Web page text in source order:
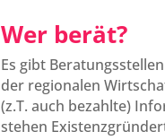
Wer berät?
Es gibt
der regionalen
(z.T. auch bezahlte)
stehen